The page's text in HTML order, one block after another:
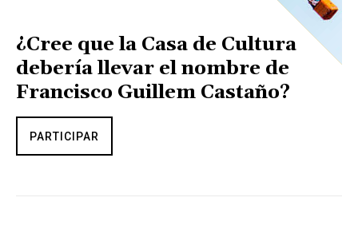
¿Cree que la Casa de Cultura
debería llevar el nombre de
Francisco Guillem Castaño?
PARTICIPAR